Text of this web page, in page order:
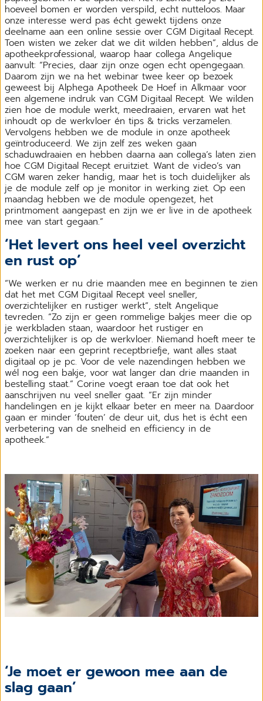
hoeveel bomen er worden verspild, echt nutteloos. Maar
onze interesse werd pas écht gewekt tijdens onze
deelname aan een online sessie over CGM Digitaal Recept.
Toen wisten we zeker dat we dit wilden hebben”, aldus de
apotheekprofessional, waarop haar collega Angelique
aanvult: “Precies, daar zijn onze ogen echt opengegaan.
Daarom zijn we na het webinar twee keer op bezoek
geweest bij Alphega Apotheek De Hoef in Alkmaar voor
een algemene indruk van CGM Digitaal Recept. We wilden
zien hoe de module werkt, meedraaien, ervaren wat het
inhoudt op de werkvloer én tips & tricks verzamelen.
Vervolgens hebben we de module in onze apotheek
geïntroduceerd. We zijn zelf zes weken gaan
schaduwdraaien en hebben daarna aan collega’s laten zien
hoe CGM Digitaal Recept eruitziet. Want de video’s van
CGM waren zeker handig, maar het is toch duidelijker als
je de module zelf op je monitor in werking ziet. Op een
maandag hebben we de module opengezet, het
printmoment aangepast en zijn we er live in de apotheek
mee van start gegaan.”
‘Het levert ons heel veel overzicht
en rust op’
“We werken er nu drie maanden mee en beginnen te zien
dat het met CGM Digitaal Recept veel sneller,
overzichtelijker en rustiger werkt”, stelt Angelique
tevreden. “Zo zijn er geen rommelige bakjes meer die op
je werkbladen staan, waardoor het rustiger en
overzichtelijker is op de werkvloer. Niemand hoeft meer te
zoeken naar een geprint receptbriefje, want alles staat
digitaal op je pc. Voor de vele nazendingen hebben we
wél nog een bakje, voor wat langer dan drie maanden in
bestelling staat.” Corine voegt eraan toe dat ook het
aanschrijven nu veel sneller gaat. “Er zijn minder
handelingen en je kijkt elkaar beter en meer na. Daardoor
gaan er minder ‘fouten’ de deur uit, dus het is écht een
verbetering van de snelheid en efficiency in de
apotheek.”
‘Je moet er gewoon mee aan de
slag gaan’